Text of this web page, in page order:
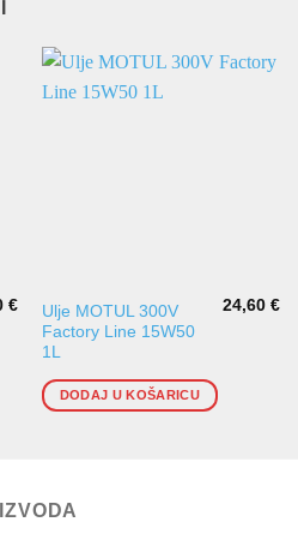
€
Ulje MOTUL 300V
Factory Line 15W50
1L
24,60€
DODAJ U KOŠARICU